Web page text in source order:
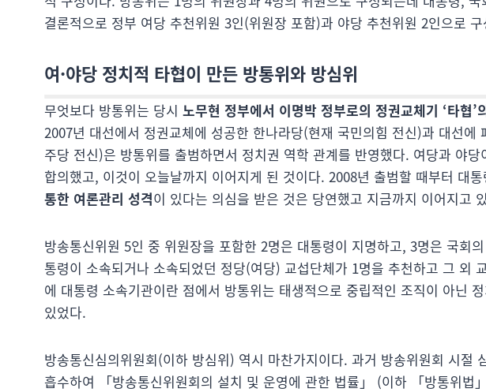
결론적으로 정부 여당 추천위원 3인(위원장 포함)과 야당 추천위원 2인으로
여·야당 정치적 타협이 만든 방통위와 방심위
무엇보다 방통위는 당시 노무현 정부에서 이명박 정부로의 정권교체기 ‘타협’
2007년 대선에서 정권교체에 성공한 한나라당(현재 국민의힘 전신)과 대선에
주당 전신)은 방통위를 출범하면서 정치권 역학 관계를 반영했다. 여당과 야
합의했고, 이것이 오늘날까지 이어지게 된 것이다. 2008년 출범할 때부터 대
통한 여론관리 성격이 있다는 의심을 받은 것은 당연했고 지금까지 이어지고
방송통신위원 5인 중 위원장을 포함한 2명은 대통령이 지명하고, 3명은 국회
통령이 소속되거나 소속되었던 정당(여당) 교섭단체가 1명을 추천하고 그 외
에 대통령 소속기관이란 점에서 방통위는 태생적으로 중립적인 조직이 아닌
있었다.
방송통신심의위원회(이하 방심위) 역시 마찬가지이다. 과거 방송위원회 시절
흡수하여 「방송통신위원회의 설치 및 운영에 관한 법률」 (이하 「방통위법